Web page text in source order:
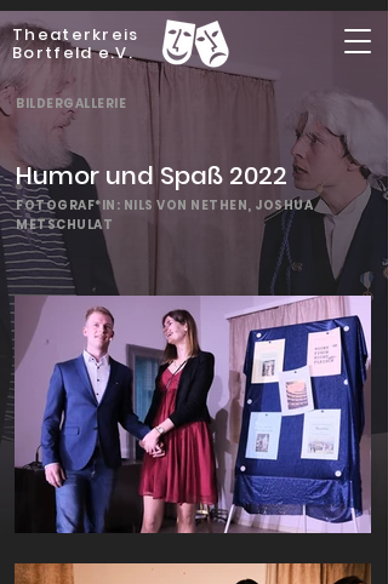
Theaterkreis
Bortfeld e.V.
BILDERGALLERIE
Humor und Spaß 2022
FOTOGRAF*IN: NILS VON NETHEN, JOSHUA
METSCHULAT